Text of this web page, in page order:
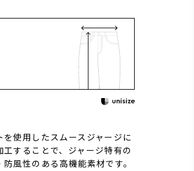
使用したスムースジャージに
することで、ジャージ特有の
風性のある高機能素材です。